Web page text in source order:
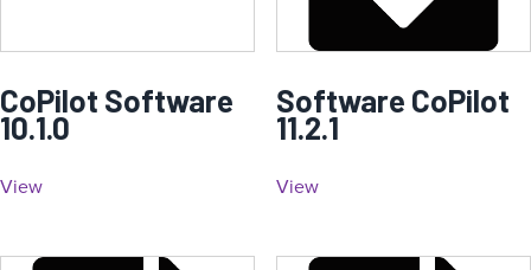
CoPilot Software
10.1.0
View
Software CoPilot
11.2.1
View